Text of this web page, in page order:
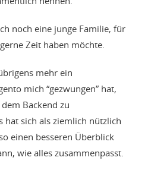
noch eine junge Familie, für
Zeit haben möchte.
mehr ein
mich “gezwungen” hat,
Backend zu
hat sich als ziemlich nützlich
einen besseren Überblick
wie alles zusammenpasst.